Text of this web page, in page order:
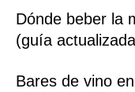
Dónde beber la
(guía
Bares de vino